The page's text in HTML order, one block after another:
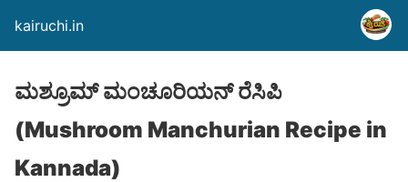
kairuchi.in
ಮಶ್ರೂಮ್ ಮಂಚೂರಿಯನ್ ರೆಸಿಪಿ
(Mushroom Manchurian Recipe in
Kannada)